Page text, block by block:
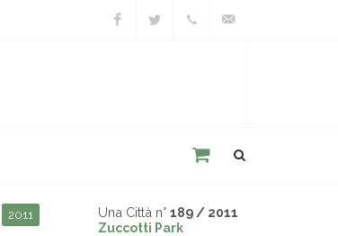
2011
Una Città n° 189 / 2011
Zuccotti Park